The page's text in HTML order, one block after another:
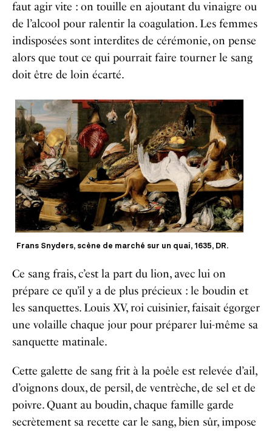
faut agir vite : on touille en ajoutant du vinaigre ou
de l’alcool pour ralentir la coagulation. Les femmes
indisposées sont interdites de cérémonie, on pense
alors que tout ce qui pourrait faire tourner le sang
doit être de loin écarté.
Frans Snyders, scène de marché sur un quai, 1635, DR.
Ce sang frais, c’est la part du lion, avec lui on
prépare ce qu’il y a de plus précieux : le boudin et
les sanquettes. Louis XV, roi cuisinier, faisait égorger
une volaille chaque jour pour préparer lui-même sa
sanquette matinale.
Cette galette de sang frit à la poêle est relevée d’ail,
d’oignons doux, de persil, de ventrèche, de sel et de
poivre. Quant au boudin, chaque famille garde
secrètement sa recette car le sang, bien sûr, impose